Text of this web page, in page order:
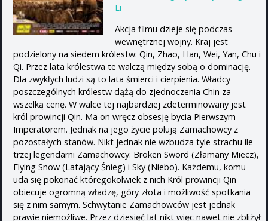
Li
Akcja filmu dzieje się podczas
wewnętrznej wojny. Kraj jest
podzielony na siedem królestw: Qin, Zhao, Han, Wei, Yan, Chu i
Qi. Przez lata królestwa te walczą między sobą o dominację.
Dla zwykłych ludzi są to lata śmierci i cierpienia. Władcy
poszczególnych królestw dążą do zjednoczenia Chin za
wszelką cenę. W walce tej najbardziej zdeterminowany jest
król prowincji Qin. Ma on wręcz obsesję bycia Pierwszym
Imperatorem. Jednak na jego życie polują Zamachowcy z
pozostałych stanów. Nikt jednak nie wzbudza tyle strachu ile
trzej legendarni Zamachowcy: Broken Sword (Złamany Miecz),
Flying Snow (Latający Śnieg) i Sky (Niebo). Każdemu, komu
uda się pokonać któregokolwiek z nich Król prowincji Qin
obiecuje ogromną władzę, góry złota i możliwość spotkania
się z nim samym. Schwytanie Zamachowców jest jednak
prawie niemożliwe. Przez dziesięć lat nikt więc nawet nie zbliżył